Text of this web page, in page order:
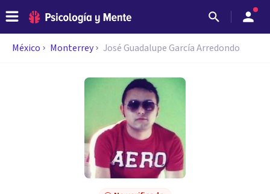
México Monterrey José Guadalupe García Arredondo